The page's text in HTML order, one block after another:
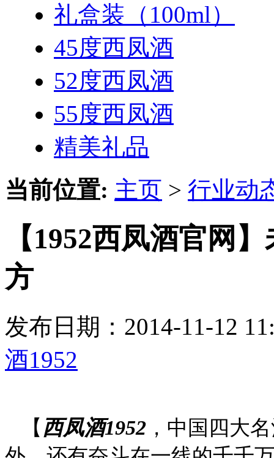
礼盒装（100ml）
45度西凤酒
52度西凤酒
55度西凤酒
精美礼品
当前位置: 主页 > 行业动
【1952西凤酒官网
方
发布日期：2014-11-12
酒1952
【 西凤酒1952 ，中国四大